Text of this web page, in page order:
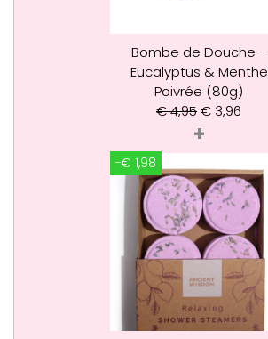
Bombe de Douche -
Eucalyptus & Menthe
Poivrée (80g)
€4,95€ 3,96
+
-€ 1,98